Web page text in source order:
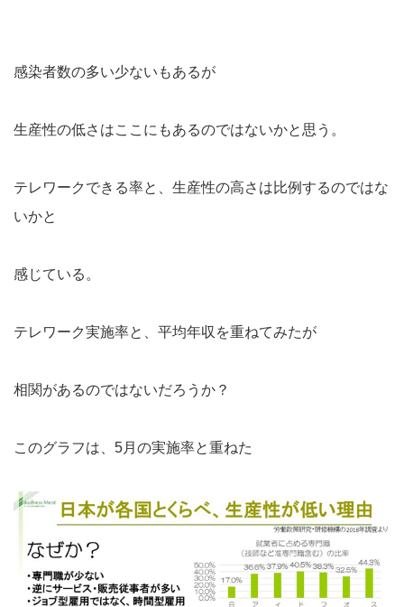
感染者数の多い少ないもあるが
生産性の低さはここにもあるのではないかと思う。
テレワークできる率と、生産性の高さは比例するのではな
いかと
感じている。
テレワーク実施率と、平均年収を重ねてみたが
相関があるのではないだろうか？
このグラフは、5月の実施率と重ねた